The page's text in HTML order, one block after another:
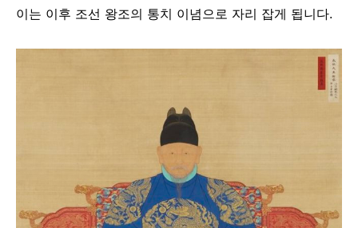
이는 이후 조선 왕조의 통치 이념으로 자리 잡게 됩니다.